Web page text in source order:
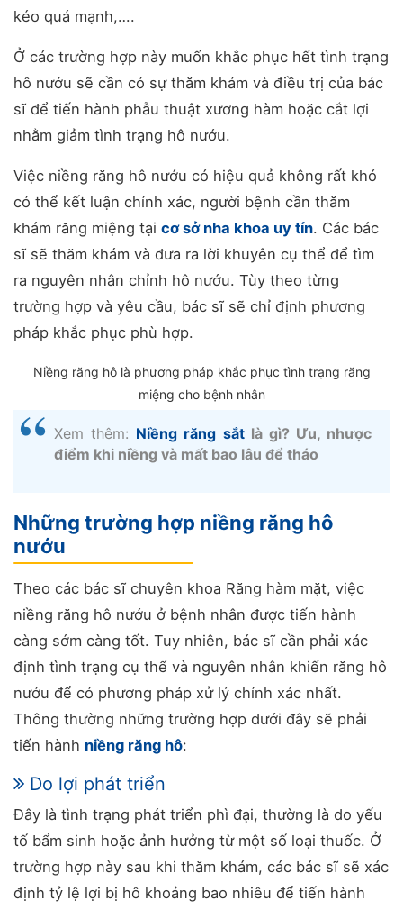
kéo quá mạnh,….
Ở các trường hợp này muốn khắc phục hết tình trạng
hô nướu sẽ cần có sự thăm khám và điều trị của bác
sĩ để tiến hành phẫu thuật xương hàm hoặc cắt lợi
nhằm giảm tình trạng hô nướu.
Việc niềng răng hô nướu có hiệu quả không rất khó
có thể kết luận chính xác, người bệnh cần thăm
khám răng miệng tại cơ sở nha khoa uy tín. Các bác
sĩ sẽ thăm khám và đưa ra lời khuyên cụ thể để tìm
ra nguyên nhân chỉnh hô nướu. Tùy theo từng
trường hợp và yêu cầu, bác sĩ sẽ chỉ định phương
pháp khắc phục phù hợp.
Niềng răng hô là phương pháp khắc phục tình trạng răng
miệng cho bệnh nhân
Xem thêm: Niềng răng sắtlà gì? Ưu, nhược
điểm khi niềng và mất bao lâu để tháo
Những trường hợp niềng răng hô
nướu
Theo các bác sĩ chuyên khoa Răng hàm mặt, việc
niềng răng hô nướu ở bệnh nhân được tiến hành
càng sớm càng tốt. Tuy nhiên, bác sĩ cần phải xác
định tình trạng cụ thể và nguyên nhân khiến răng hô
nướu để có phương pháp xử lý chính xác nhất.
Thông thường những trường hợp dưới đây sẽ phải
tiến hành niềng răng hô:
Do lợi phát triển
Đây là tình trạng phát triển phì đại, thường là do yếu
tố bẩm sinh hoặc ảnh hưởng từ một số loại thuốc. Ở
trường hợp này sau khi thăm khám, các bác sĩ sẽ xác
định tỷ lệ lợi bị hô khoảng bao nhiêu để tiến hành